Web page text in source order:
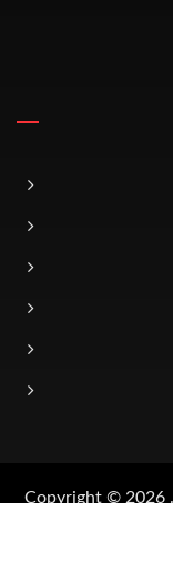
Copyright © 2026